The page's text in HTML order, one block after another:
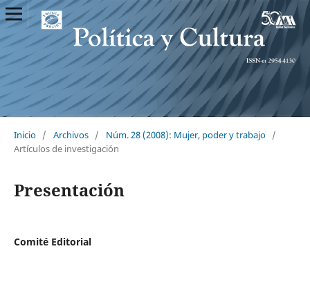
Inicio / Archivos / Núm. 28 (2008): Mujer, poder y trabajo /
Artículos de investigación
Presentación
Comité Editorial